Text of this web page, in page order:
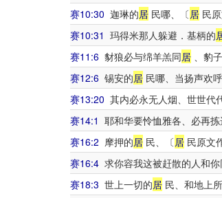
赛10:30 迦琳的居 民哪、〔居 民
赛10:31 玛得米那人躲避．基柄的
赛11:6 豺狼必与绵羊羔同居 、豹
赛12:6 锡安的居 民哪、当扬声欢
赛13:20 其内必永无人烟、世世代
赛14:1 耶和华要怜恤雅各、必再
赛16:2 摩押的居 民、〔居 民原文
赛16:4 求你容我这被赶散的人和你
赛18:3 世上一切的居 民、和地上